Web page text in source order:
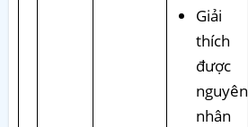
Giải
thích
được
nguyên
nhân